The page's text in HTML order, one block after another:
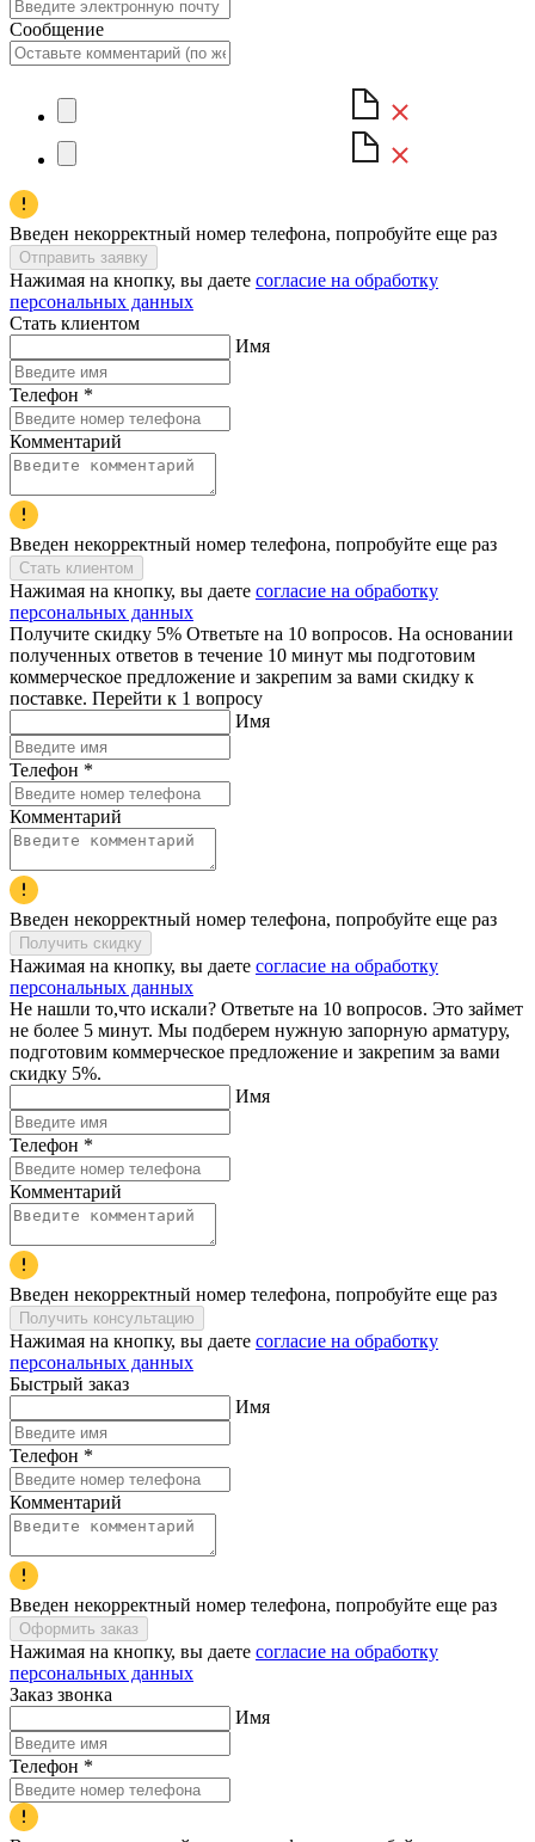
Сообщение
Введен некорректный номер телефона, попробуйте еще раз
Отправить заявку
Нажимая на кнопку, вы даете согласие на обработку
персональных данных
Стать клиентом
Имя
Телефон *
Комментарий
Введен некорректный номер телефона, попробуйте еще раз
Стать клиентом
Нажимая на кнопку, вы даете согласие на обработку
персональных данных
Получите скидку 5% Ответьте на 10 вопросов. На основании
полученных ответов в течение 10 минут мы подготовим
коммерческое предложение и закрепим за вами скидку к
поставке. Перейти к 1 вопросу
Имя
Телефон *
Комментарий
Введен некорректный номер телефона, попробуйте еще раз
Получить скидку
Нажимая на кнопку, вы даете согласие на обработку
персональных данных
Не нашли то,что искали? Ответьте на 10 вопросов. Это займет
не более 5 минут. Мы подберем нужную запорную арматуру,
подготовим коммерческое предложение и закрепим за вами
скидку 5%.
Имя
Телефон *
Комментарий
Введен некорректный номер телефона, попробуйте еще раз
Получить консультацию
Нажимая на кнопку, вы даете согласие на обработку
персональных данных
Быстрый заказ
Имя
Телефон *
Комментарий
Введен некорректный номер телефона, попробуйте еще раз
Оформить заказ
Нажимая на кнопку, вы даете согласие на обработку
персональных данных
Заказ звонка
Имя
Телефон *